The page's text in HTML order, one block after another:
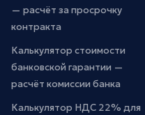
— расчёт за просрочку
контракта
Калькулятор стоимости
банковской гарантии —
расчёт комиссии банка
Калькулятор НДС 22% для